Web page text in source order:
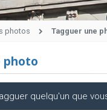
photos Tagguer une
photo
quelqu'un que